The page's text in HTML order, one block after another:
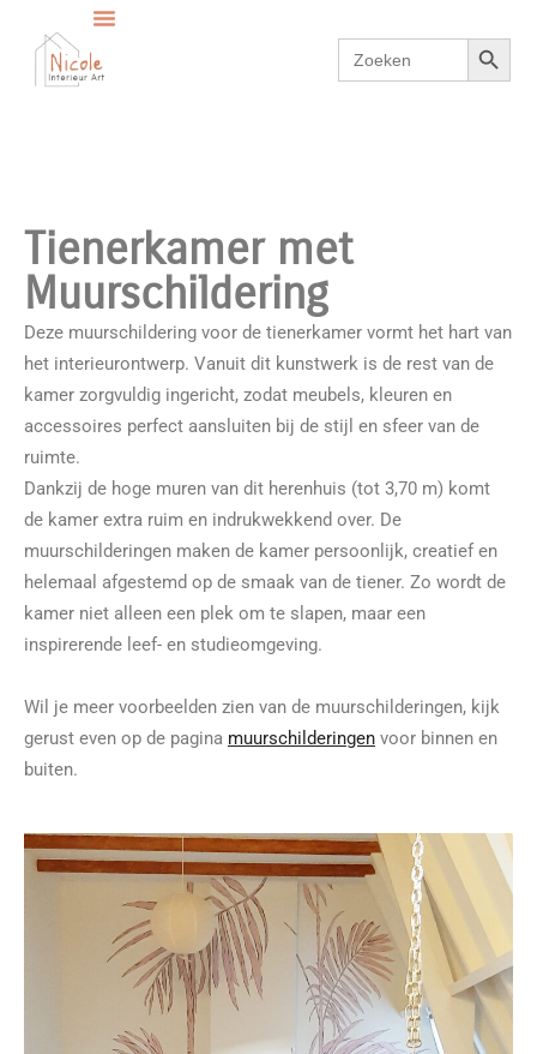
Zoek
naar:
Tienerkamer met
Muurschildering
Deze muurschildering voor de tienerkamer vormt het hart van
het interieurontwerp. Vanuit dit kunstwerk is de rest van de
kamer zorgvuldig ingericht, zodat meubels, kleuren en
accessoires perfect aansluiten bij de stijl en sfeer van de
ruimte.
Dankzij de hoge muren van dit herenhuis (tot 3,70 m) komt
de kamer extra ruim en indrukwekkend over. De
muurschilderingen maken de kamer persoonlijk, creatief en
helemaal afgestemd op de smaak van de tiener. Zo wordt de
kamer niet alleen een plek om te slapen, maar een
inspirerende leef- en studieomgeving.
Wil je meer voorbeelden zien van de muurschilderingen, kijk
gerust even op de pagina muurschilderingen voor binnen en
buiten.